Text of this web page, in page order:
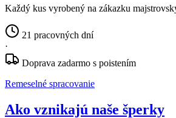
Každý kus vyrobený na zákazku
21 pracovných dní
·
Doprava zadarmo s poistením
Remeselné spracovanie
Ako vznikajú naše šperky